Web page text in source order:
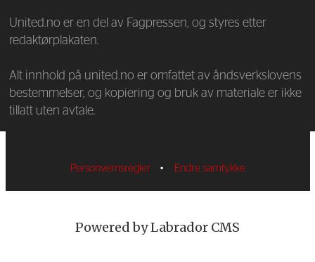
United.no er en del av Fagpressen, og styres etter
redaktørplakaten.
Alt innhold på united.no er omfattet av åndsverkslovens
bestemmelser, og kopiering og bruk av materiale er ikke
tillatt uten avtale.
Personvernsregler • Endre samtykke
Powered by Labrador CMS